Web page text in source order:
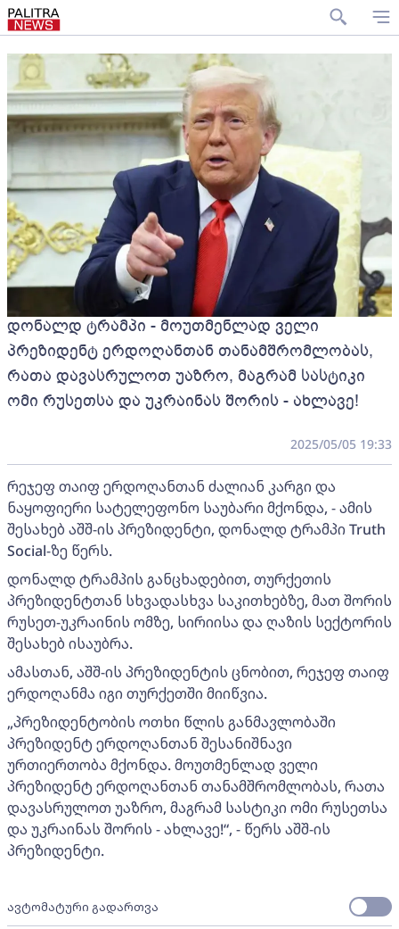
დონალდ ტრამპი - მოუთმენლად ველი
პრეზიდენტ ერდოღანთან თანამშრომლობას,
რათა დავასრულოთ უაზრო, მაგრამ სასტიკი
ომი რუსეთსა და უკრაინას შორის - ახლავე!
2025/05/05 19:33
რეჯეფ თაიფ ერდოღანთან ძალიან კარგი და
ნაყოფიერი სატელეფონო საუბარი მქონდა, - ამის
შესახებ აშშ-ის პრეზიდენტი, დონალდ ტრამპი Truth
Social-ზე წერს.
დონალდ ტრამპის განცხადებით, თურქეთის
პრეზიდენტთან სხვადასხვა საკითხებზე, მათ შორის
რუსეთ-უკრაინის ომზე, სირიისა და ღაზის სექტორის
შესახებ ისაუბრა.
ამასთან, აშშ-ის პრეზიდენტის ცნობით, რეჯეფ თაიფ
ერდოღანმა იგი თურქეთში მიიწვია.
„პრეზიდენტობის ოთხი წლის განმავლობაში
პრეზიდენტ ერდოღანთან შესანიშნავი
ურთიერთობა მქონდა. მოუთმენლად ველი
პრეზიდენტ ერდოღანთან თანამშრომლობას, რათა
დავასრულოთ უაზრო, მაგრამ სასტიკი ომი რუსეთსა
და უკრაინას შორის - ახლავე!“, - წერს აშშ-ის
პრეზიდენტი.
ავტომატური გადართვა